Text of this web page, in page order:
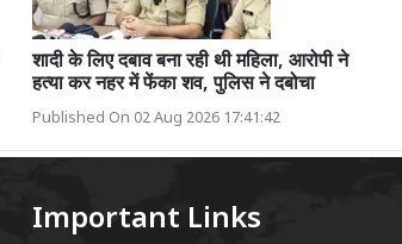
शादी के लिए दबाव बना रही थी महिला, आरोपी ने
हत्या कर नहर में फेंका शव, पुलिस ने दबोचा
Published On 02 Aug 2026 17:41:42
Important Links